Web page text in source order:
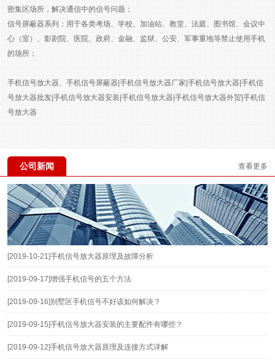
密集区场所，解决通信中的信号问题；
信号屏蔽器系列：用于各类考场、学校、加油站、教堂、法庭、图书馆、会议中
心（室）、影剧院、医院、政府、金融、监狱、公安、军事重地等禁止使用手机
的场所；
手机信号放大器、手机信号屏蔽器|手机信号放大器厂家|手机信号放大器|手机信
号放大器批发|手机信号放大器安装|手机信号放大器|手机信号放大器外贸|手机信
号放大器
公司新闻 查看更多
[2019-10-21]手机信号放大器原理及故障分析
[2019-09-17]增强手机信号的五个方法
[2019-09-16]别墅区手机信号不好该如何解决？
[2019-09-15]手机信号放大器安装的主要配件有哪些？
[2019-09-12]手机信号放大器原理及连接方式详解